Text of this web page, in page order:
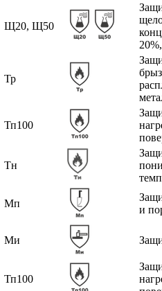
Щ20, Щ50
Тр
Тп100
Тн
Мп
и
Ми
Тп100